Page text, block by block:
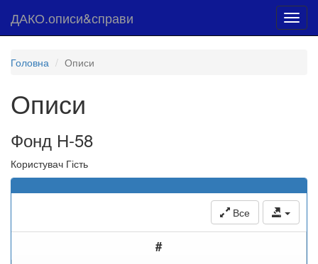
ДАКО.описи&справи
Головна Описи
Описи
Фонд Н-58
Користувач Гість
Все
#